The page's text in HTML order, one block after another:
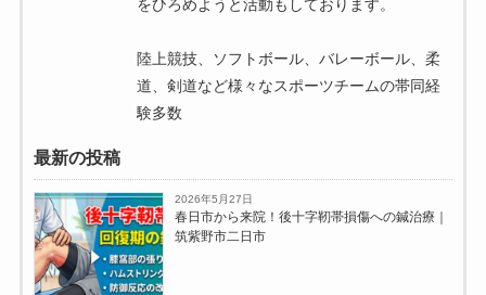
をひろめようと活動もしております。
陸上競技、ソフトボール、バレーボール、柔
道、剣道など様々なスポーツチームの帯同経
験多数
最新の投稿
2026年5月27日
春日市から来院！後十字靭帯損傷への鍼治療｜
筑紫野市二日市